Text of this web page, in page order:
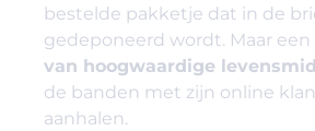
bestelde pakketje dat in de
gedeponeerd wordt. Maar een
van hoogwaardige
de banden met zijn online
aanhalen.